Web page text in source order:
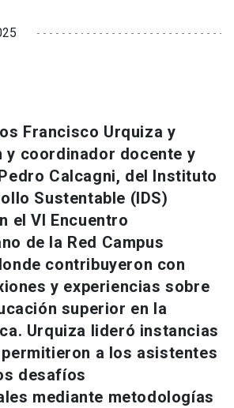
Francisco Urquiza y
y coordinador docente y
Calcagni, del Instituto
Sustentable (IDS)
el VI Encuentro
de la Red Campus
contribuyeron con
y experiencias sobre
superior en la
Urquiza lideró instancias
a los asistentes
desafíos
mediante metodologías